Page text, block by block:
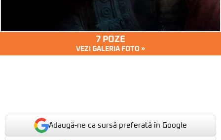
7 POZE
VEZI GALERIA FOTO »
Adaugă-ne ca sursă preferată în Google